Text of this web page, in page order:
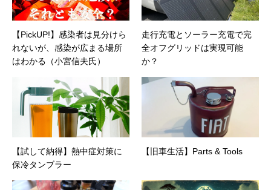
【PickUP!】感染者は見分けら
れないが、感染が広まる場所
はわかる（小宮信夫氏）
走行充電とソーラー充電で完
全オフグリッドは実現可能
か？
【試して納得】熱中症対策に
保冷タンブラー
【旧車生活】Parts & Tools